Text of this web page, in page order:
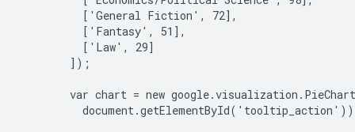
          ['General Fiction', 72],
          ['Fantasy', 51],
          ['Law', 29]
        ]);
var chart = new